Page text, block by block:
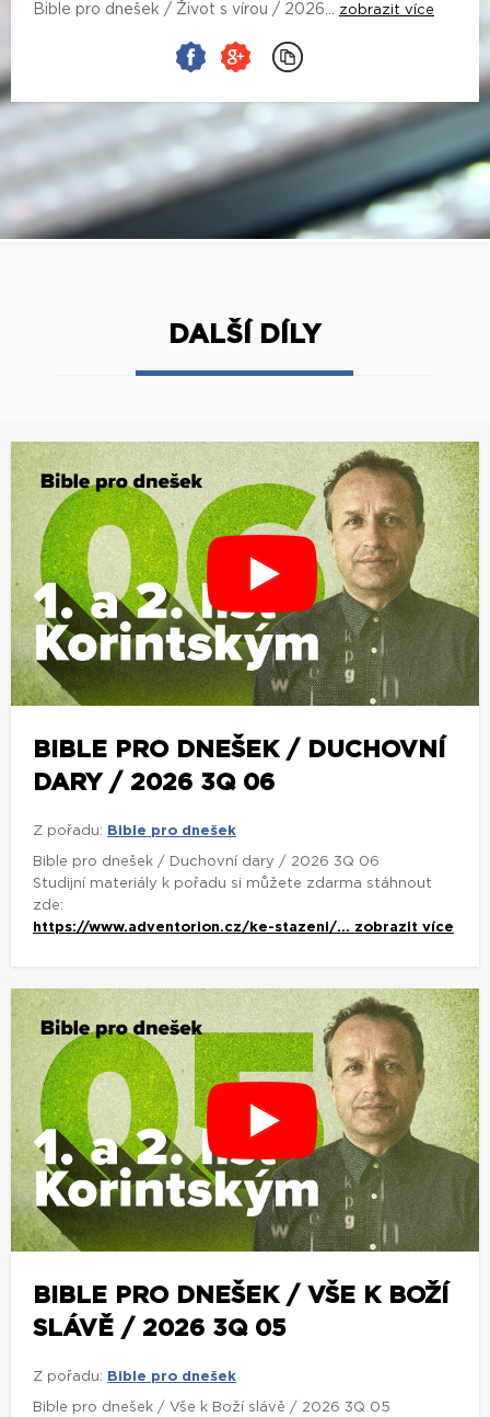
Bible pro dnešek / Život s vírou / 2026... zobrazit více
DALŠÍ DÍLY
BIBLE PRO DNEŠEK / DUCHOVNÍ
DARY / 2026 3Q 06
Z pořadu: Bible pro dnešek
Bible pro dnešek / Duchovní dary / 2026 3Q 06
Studijní materiály k pořadu si můžete zdarma stáhnout
zde:
https://www.adventorion.cz/ke-stazeni/... zobrazit více
BIBLE PRO DNEŠEK / VŠE K BOŽÍ
SLÁVĚ / 2026 3Q 05
Z pořadu: Bible pro dnešek
Bible pro dnešek / Vše k Boží slávě / 2026 3Q 05